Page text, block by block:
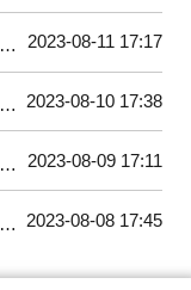
2023-08-11 17:17
2023-08-10 17:38
2023-08-09 17:11
2023-08-08 17:45